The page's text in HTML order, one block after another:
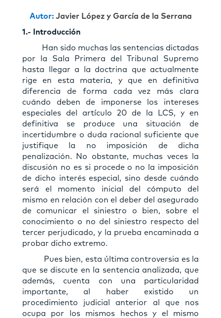
Autor: Javier López y García de la Serrana
1.- Introducción
Han sido muchas las sentencias dictadas
por la Sala Primera del Tribunal Supremo
hasta llegar a la doctrina que actualmente
rige en esta materia, y que en definitiva
diferencia de forma cada vez más clara
cuándo deben de imponerse los intereses
especiales del artículo 20 de la LCS, y en
definitiva se produce una situación de
incertidumbre o duda racional suficiente que
justifique la no imposición de dicha
penalización. No obstante, muchas veces la
discusión no es si procede o no la imposición
de dicho interés especial, sino desde cuándo
será el momento inicial del cómputo del
mismo en relación con el deber del asegurado
de comunicar el siniestro o bien, sobre el
conocimiento o no del siniestro respecto del
tercer perjudicado, y la prueba encaminada a
probar dicho extremo.
Pues bien, esta última controversia es la
que se discute en la sentencia analizada, que
además, cuenta con una particularidad
importante, al haber existido un
procedimiento judicial anterior al que nos
ocupa por los mismos hechos y el mismo